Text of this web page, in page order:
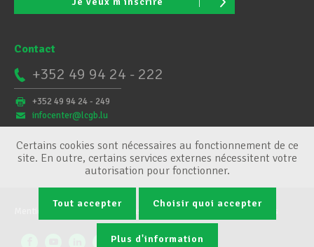
Contact
+352 49 94 24 - 222
+352 49 94 24 - 249
infocenter@lcgb.lu
Conditions générales Gestion des cookies
Certains cookies sont nécessaires au fonctionnement de ce
site. En outre, certains services externes nécessitent votre
autorisation pour fonctionner.
Tout accepter Choisir quoi accepter
Plus d'information